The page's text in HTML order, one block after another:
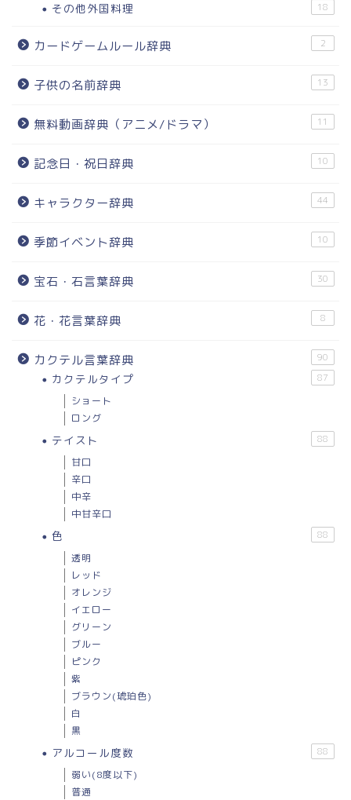
その他外国料理 18
カードゲームルール辞典 2
子供の名前辞典 13
無料動画辞典（アニメ/ドラマ） 11
記念日・祝日辞典 10
キャラクター辞典 44
季節イベント辞典 10
宝石・石言葉辞典 30
花・花言葉辞典 8
カクテル言葉辞典 90
カクテルタイプ 87
ショート
ロング
テイスト 88
甘口
辛口
中辛
中甘辛口
色 88
透明
レッド
オレンジ
イエロー
グリーン
ブルー
ピンク
紫
ブラウン(琥珀色)
白
黒
アルコール度数 88
弱い(8度以下)
普通